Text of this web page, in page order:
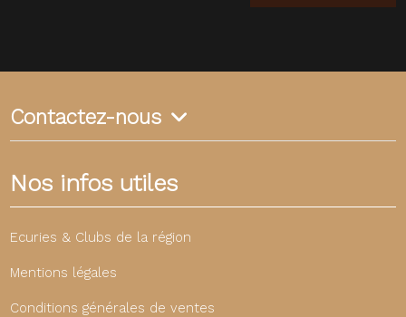
Contactez-nous
Nos infos utiles
Ecuries & Clubs de la région
Mentions légales
Conditions générales de ventes